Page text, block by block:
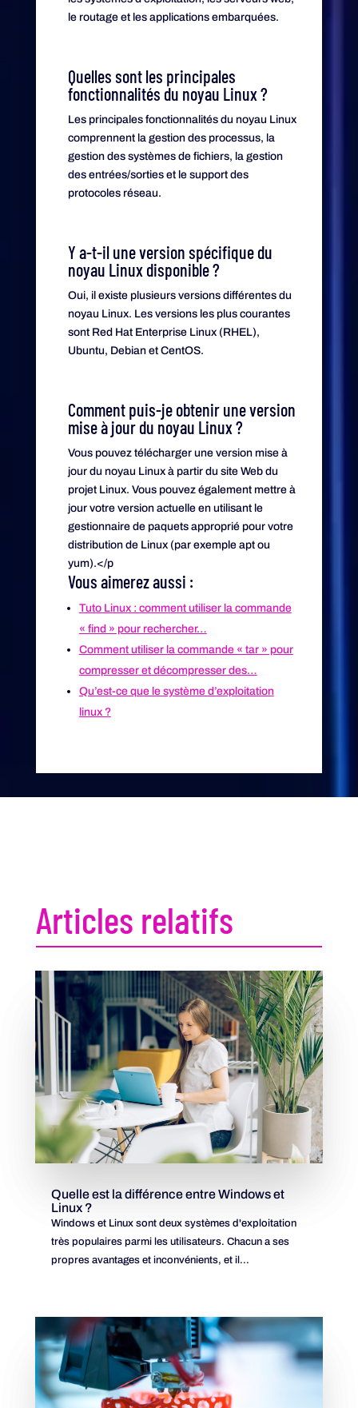
le routage et les applications embarquées.
Quelles sont les principales
fonctionnalités du noyau Linux ?
Les principales fonctionnalités du noyau Linux
comprennent la gestion des processus, la
gestion des systèmes de fichiers, la gestion
des entrées/sorties et le support des
protocoles réseau.
Y a-t-il une version spécifique du
noyau Linux disponible ?
Oui, il existe plusieurs versions différentes du
noyau Linux. Les versions les plus courantes
sont Red Hat Enterprise Linux (RHEL),
Ubuntu, Debian et CentOS.
Comment puis-je obtenir une version
mise à jour du noyau Linux ?
Vous pouvez télécharger une version mise à
jour du noyau Linux à partir du site Web du
projet Linux. Vous pouvez également mettre à
jour votre version actuelle en utilisant le
gestionnaire de paquets approprié pour votre
distribution de Linux (par exemple apt ou
yum).</p
Vous aimerez aussi :
Tuto Linux : comment utiliser la commande
« find » pour rechercher…
Comment utiliser la commande « tar » pour
compresser et décompresser des…
Qu’est-ce que le système d’exploitation
linux ?
Articles relatifs
Quelle est la différence entre Windows et
Linux ?
Windows et Linux sont deux systèmes d'exploitation
très populaires parmi les utilisateurs. Chacun a ses
propres avantages et inconvénients, et il...